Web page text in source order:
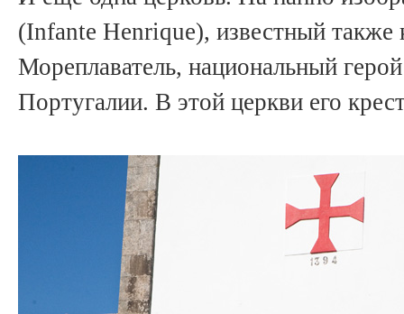
(Infante Henrique), известный также
Мореплаватель, национальный
Португалии. В этой церкви его